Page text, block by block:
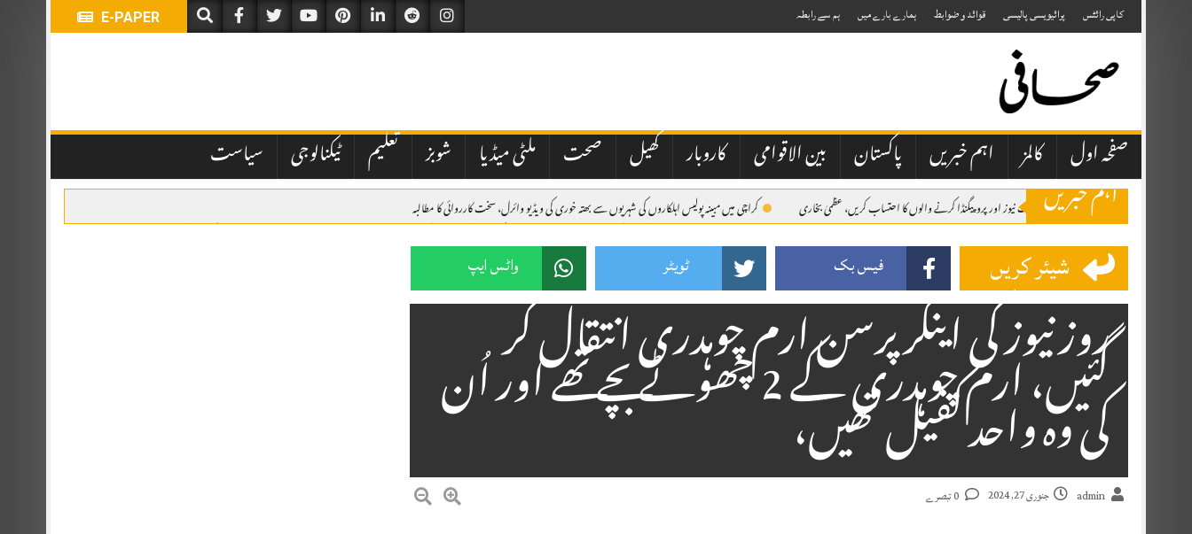
to
content
E-PAPER کاپی رائٹس پرائیویسی پالیسی قوائد و ضوابط ہمارے بارے میں ہم سے رابطہ
صفحہ اول کالمز اہم خبریں پاکستان بین الاقوامی کاروبار کھیل صحت ملٹی میڈیا شوبز تعلیم ٹیکنالوجی سیاست
اہم خبریں
صحافتی تنظیمیں خود فیک نیوز اور پروپیگنڈا کرنے والوں کا احتساب کریں، عظمیٰ بخاری کراچی میں مبینہ پولیس اہلکاروں کی شہریوں سے بھتہ خوری کی ویڈیو وائرل، سخت کارروائی کا مطالبہ
ایران کے ہمسایہ ممالک نے دشمن عناصر کو اپنی سرزمین استعمال نہیں کرنے دی، صدر پزشکیان اسلام آباد: وفاقی حکومت کی جانب سے نیشنل بینک آف پاکستان کے نئے صدر کی تعیناتی میں تاخیر نے انتظامی اور قانونی پہلوؤں پر سوالات کھڑے کر دیے ہیں۔
وزیراعظم شہباز شریف شہزادہ محمد بن سلمان بن عبدالعزیز آل سعود کی دعوت پر سعودی عرب پہنچ گئے۔
شیئر کریں فیس بک ٹویٹر واٹس ایپ
روز نیوز کی اینکر پرسن ارم چوہدری انتقال کر
گئیں، ارم چوہدری کے 2 چھوٹے بچے تھے اور اُن کی وہ واحد کفیل تھیں،
admin جنوری 27, 2024